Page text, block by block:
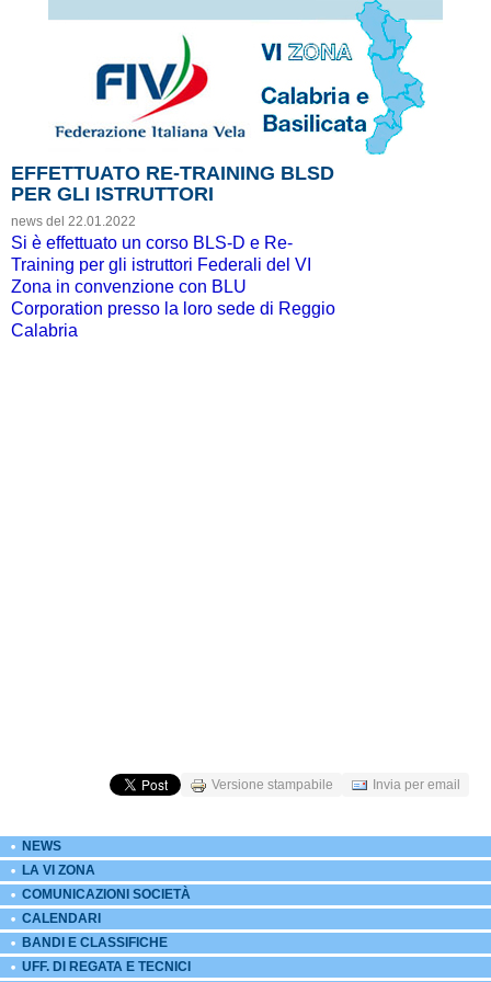
EFFETTUATO RE-TRAINING BLSD
PER GLI ISTRUTTORI
news del 22.01.2022
Si è effettuato un corso BLS-D e Re-
Training per gli istruttori Federali del VI
Zona in convenzione con BLU
Corporation presso la loro sede di Reggio
Calabria
Versione stampabile Invia per email
NEWS
LA VI ZONA
COMUNICAZIONI SOCIETÀ
CALENDARI
BANDI E CLASSIFICHE
UFF. DI REGATA E TECNICI